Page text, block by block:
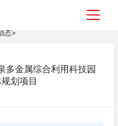
态>
多金属综合利用科技园
划项目